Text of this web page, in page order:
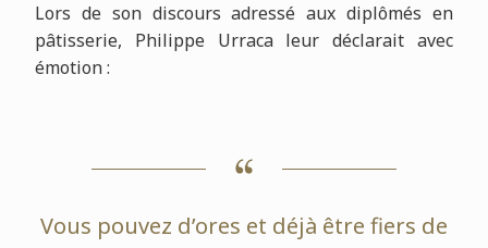
Lors de son discours adressé aux diplômés en
pâtisserie, Philippe Urraca leur déclarait avec
émotion :
Vous pouvez d’ores et déjà être fiers de